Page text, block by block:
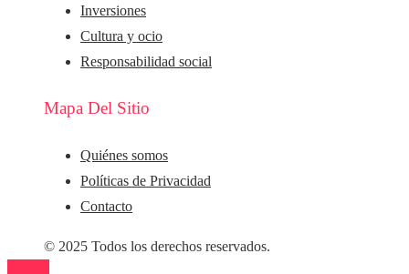
Inversiones
Cultura y ocio
Responsabilidad social
Mapa Del Sitio
Quiénes somos
Políticas de Privacidad
Contacto
© 2025 Todos los derechos reservados.